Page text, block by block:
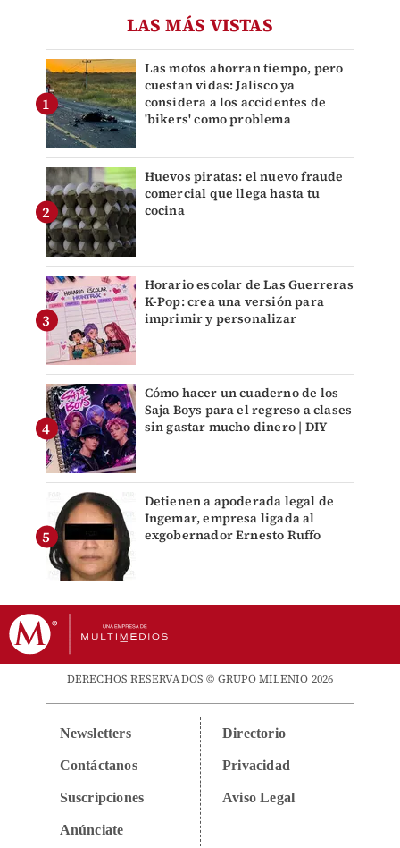
LAS MÁS VISTAS
Las motos ahorran tiempo, pero
cuestan vidas: Jalisco ya
considera a los accidentes de
'bikers' como problema
Huevos piratas: el nuevo fraude
comercial que llega hasta tu
cocina
Horario escolar de Las Guerreras
K-Pop: crea una versión para
imprimir y personalizar
Cómo hacer un cuaderno de los
Saja Boys para el regreso a clases
sin gastar mucho dinero | DIY
Detienen a apoderada legal de
Ingemar, empresa ligada al
exgobernador Ernesto Ruffo
DERECHOS RESERVADOS © GRUPO MILENIO 2026
Newsletters
Contáctanos
Suscripciones
Anúnciate
Directorio
Privacidad
Aviso Legal